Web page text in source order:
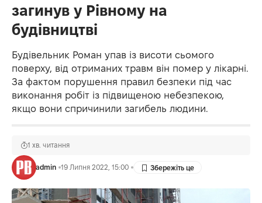
загинув у Рівному на
будівництві
Будівельник Роман упав із висоти сьомого
поверху, від отриманих травм він помер у лікарні.
За фактом порушення правил безпеки під час
виконання робіт із підвищеною небезпекою,
якщо вони спричинили загибель людини.
admin 19 Липня 2022, 15:00
1 хв. читання